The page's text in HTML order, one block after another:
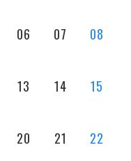
06 07 08
13 14 15
20 21 22